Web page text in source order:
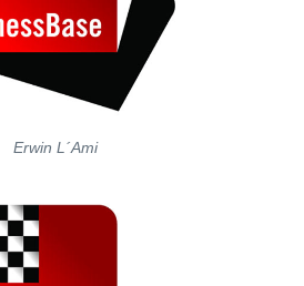
Erwin L´Ami